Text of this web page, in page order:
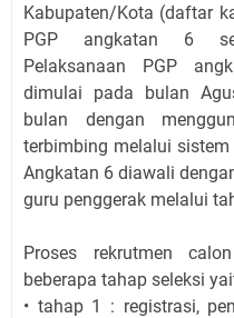
Kabupaten/Kota (daftar
PGP angkatan 6
Pelaksanaan PGP
dimulai pada bulan
bulan dengan
terbimbing melalui
Angkatan 6 diawali
guru penggerak melalui
Proses rekrutmen
beberapa tahap seleksi
• tahap 1 : registrasi,